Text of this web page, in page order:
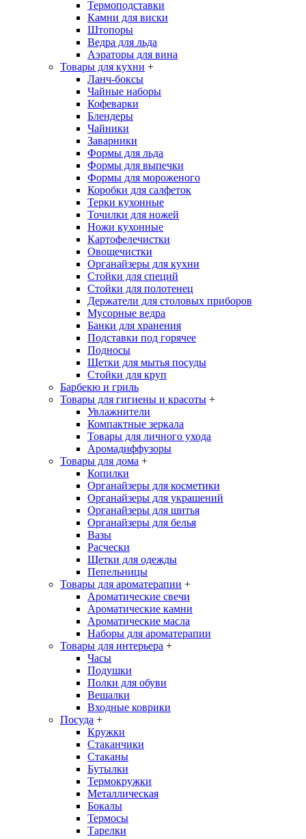
Термоподставки
Камни для виски
Штопоры
Ведра для льда
Аэраторы для вина
Товары для кухни +
Ланч-боксы
Чайные наборы
Кофеварки
Блендеры
Чайники
Заварники
Формы для льда
Формы для выпечки
Формы для мороженого
Коробки для салфеток
Терки кухонные
Точилки для ножей
Ножи кухонные
Картофелечистки
Овощечистки
Органайзеры для кухни
Стойки для специй
Стойки для полотенец
Держатели для столовых приборов
Мусорные ведра
Банки для хранения
Подставки под горячее
Подносы
Щетки для мытья посуды
Стойки для круп
Барбекю и гриль
Товары для гигиены и красоты +
Увлажнители
Компактные зеркала
Товары для личного ухода
Аромадиффузоры
Товары для дома +
Копилки
Органайзеры для косметики
Органайзеры для украшений
Органайзеры для шитья
Органайзеры для белья
Вазы
Расчески
Щетки для одежды
Пепельницы
Товары для ароматерапии +
Ароматические свечи
Ароматические камни
Ароматические масла
Наборы для ароматерапии
Товары для интерьера +
Часы
Подушки
Полки для обуви
Вешалки
Входные коврики
Посуда +
Кружки
Стаканчики
Стаканы
Бутылки
Термокружки
Металлическая
Бокалы
Термосы
Тарелки